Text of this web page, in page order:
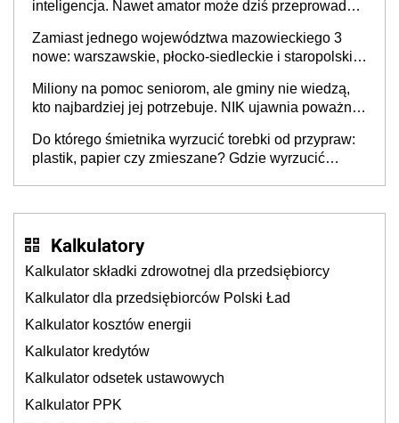
inteligencja. Nawet amator może dziś przeprowadzić
Zamiast jednego województwa mazowieckiego 3
nowe: warszawskie, płocko-siedleckie i staropolskie.
stołecznych
Miliony na pomoc seniorom, ale gminy nie wiedzą,
kto najbardziej jej potrzebuje. NIK ujawnia poważną
Do którego śmietnika wyrzucić torebki od przypraw:
plastik, papier czy zmieszane? Gdzie wyrzucić
Kalkulatory
Kalkulator składki zdrowotnej dla przedsiębiorcy
Kalkulator dla przedsiębiorców Polski Ład
Kalkulator kosztów energii
Kalkulator kredytów
Kalkulator odsetek ustawowych
Kalkulator PPK